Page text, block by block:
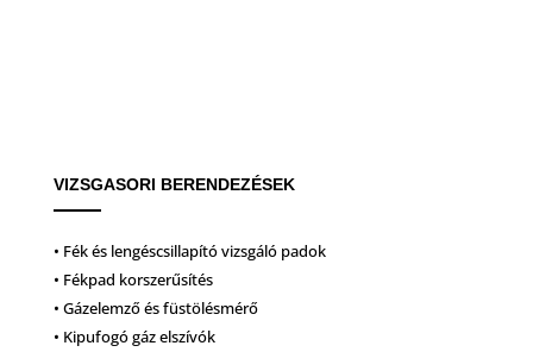
VIZSGASORI BERENDEZÉSEK
• Fék és lengéscsillapító vizsgáló padok
• Fékpad korszerűsítés
• Gázelemző és füstölésmérő
• Kipufogó gáz elszívók